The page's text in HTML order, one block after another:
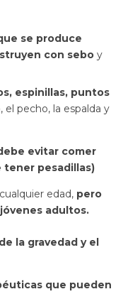
se produce
con sebo y
espinillas, puntos
el pecho, la espalda y
evitar comer
tener pesadillas)
edad, pero
adultos.
la gravedad y el
que pueden